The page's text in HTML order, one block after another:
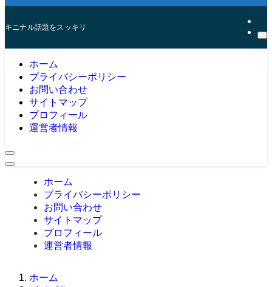
キニナル話題をスッキリ
ホーム
プライバシーポリシー
お問い合わせ
サイトマップ
プロフィール
運営者情報
ホーム
プライバシーポリシー
お問い合わせ
サイトマップ
プロフィール
運営者情報
ホーム